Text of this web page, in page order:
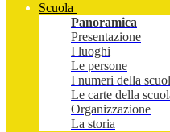
Scuola
Panoramica
Presentazione
I luoghi
Le persone
I numeri della
Le carte della
Organizzazione
La storia